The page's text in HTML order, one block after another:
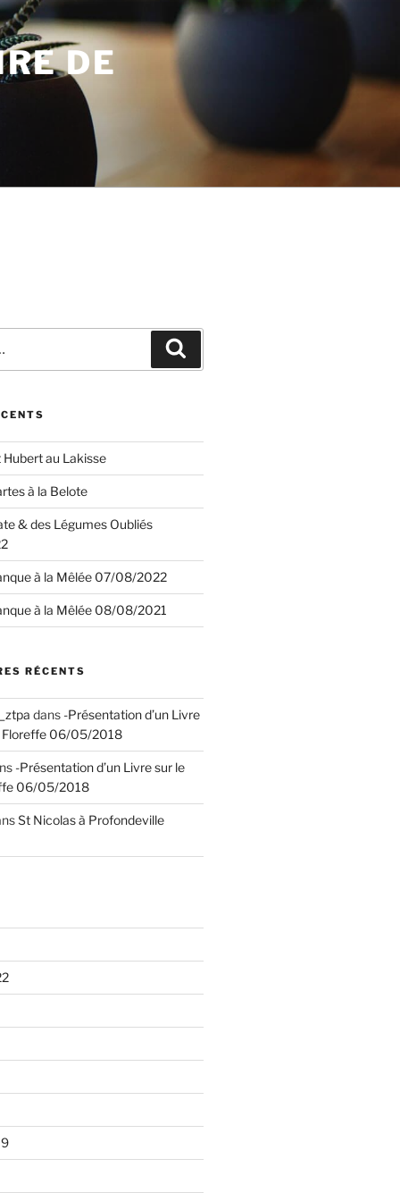
DE
au Lakisse
à la Belote
& des Légumes Oubliés
à la Mêlée 07/08/2022
à la Mêlée 08/08/2021
RÉCENTS
dans -Présentation d’un Livre
Floreffe 06/05/2018
-Présentation d’un Livre sur le
06/05/2018
St Nicolas à Profondeville